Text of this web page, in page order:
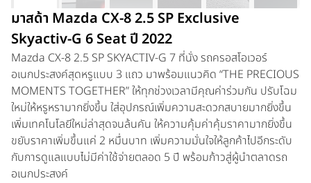
มาสด้า Mazda CX-8 2.5 SP Exclusive
Skyactiv-G 6 Seat ปี 2022
Mazda CX-8 2.5 SP SKYACTIV-G 7 ที่นั่งรถครอสโอเวอร์
อเนกประสงค์สุดหรูแบบ 3 แถว มาพร้อมแนวคิด “THE PRECIOUS
MOMENTS TOGETHER”ให้ทุกช่วงเวลามีคุณค่าร่วมกัน ปรับโฉม
ใหม่ให้หรูหรามากยิ่งขึ้น ใส่อุปกรณ์เพิ่มความสะดวกสบายมากยิ่งขึ้น
เพิ่มเทคโนโลยีใหม่ล่าสุดจนล้นคัน ให้ความคุ้มค่าคุ้มราคามากยิ่งขึ้น
ขยับราคาเพิ่มขึ้นแค่ 2 หมื่นบาท เพิ่มความมั่นใจให้ลูกค้าไปอีกระดับ
กับการดูแลแบบไม่มีค่าใช้จ่ายตลอด 5 ปี พร้อมก้าวสู่ผู้นำตลาดรถ
อเนกประสงค์